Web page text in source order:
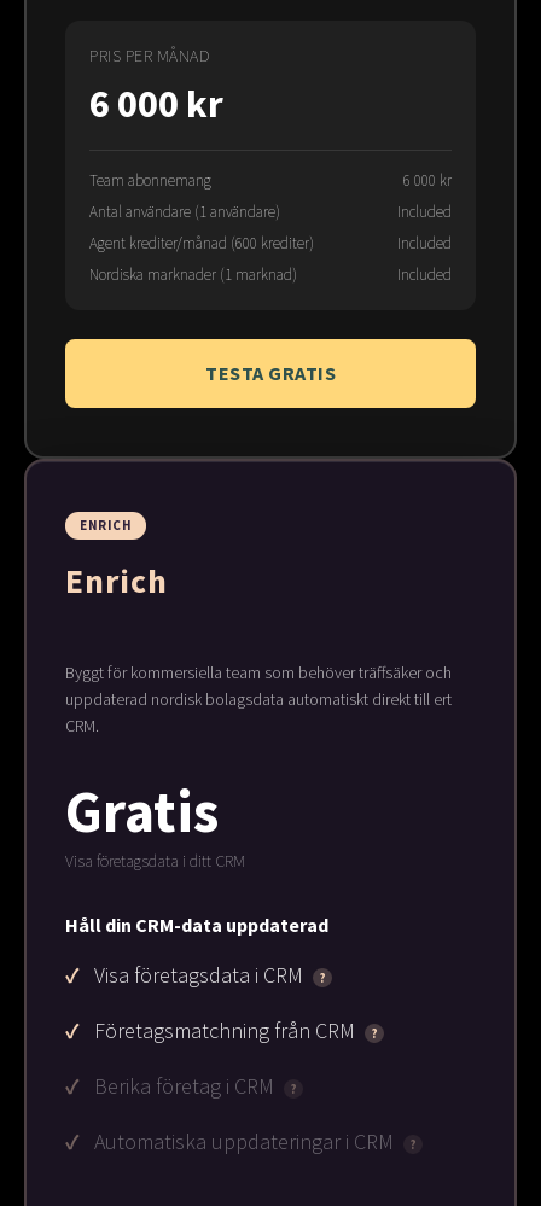
PRIS PER MÅNAD
6 000 kr
Team abonnemang
6 000 kr
Antal användare (1 användare)
Included
Agent krediter/månad (600 krediter)
Included
Nordiska marknader (1 marknad)
Included
TESTA GRATIS
ENRICH
Enrich
Byggt för kommersiella team som behöver träffsäker och
uppdaterad nordisk bolagsdata automatiskt direkt till ert
CRM.
Gratis
Visa företagsdata i ditt CRM
Håll din CRM-data uppdaterad
Visa företagsdata i CRM ?
Företagsmatchning från CRM ?
Berika företag i CRM ?
Automatiska uppdateringar i CRM ?